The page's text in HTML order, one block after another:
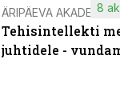
ÄRIPÄEVA AKADEEMIA
Tehisintellekti
juhtidele -
8